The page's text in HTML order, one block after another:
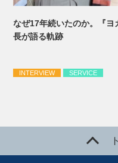
なぜ17年続いたのか。『
長が語る軌跡
INTERVIEW SERVICE